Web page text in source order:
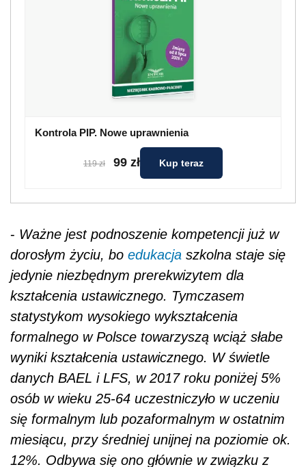
Kontrola PIP. Nowe uprawnienia
119 zł 99 zł Kup teraz
- Ważne jest podnoszenie kompetencji już w
dorosłym życiu, bo edukacja szkolna staje się
jedynie niezbędnym prerekwizytem dla
kształcenia ustawicznego. Tymczasem
statystykom wysokiego wykształcenia
formalnego w Polsce towarzyszą wciąż słabe
wyniki kształcenia ustawicznego. W świetle
danych BAEL i LFS, w 2017 roku poniżej 5%
osób w wieku 25-64 uczestniczyło w uczeniu
się formalnym lub pozaformalnym w ostatnim
miesiącu, przy średniej unijnej na poziomie ok.
12%. Odbywa się ono głównie w związku z